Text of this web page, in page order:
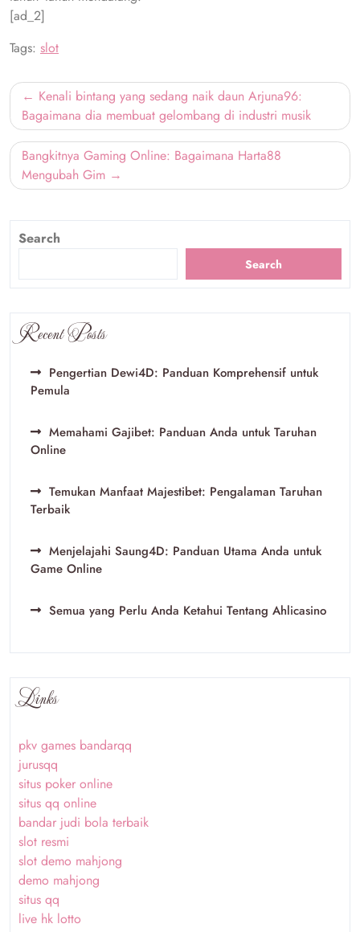
[ad_2]
Tags: slot
Post
navigation
Kenali bintang yang sedang naik daun Arjuna96:
Bagaimana dia membuat gelombang di industri musik
Bangkitnya Gaming Online: Bagaimana Harta88
Mengubah Gim
Search
Search
Recent Posts
Pengertian Dewi4D: Panduan Komprehensif untuk
Pemula
Memahami Gajibet: Panduan Anda untuk Taruhan
Online
Temukan Manfaat Majestibet: Pengalaman Taruhan
Terbaik
Menjelajahi Saung4D: Panduan Utama Anda untuk
Game Online
Semua yang Perlu Anda Ketahui Tentang Ahlicasino
Links
pkv games bandarqq
jurusqq
situs poker online
situs qq online
bandar judi bola terbaik
slot resmi
slot demo mahjong
demo mahjong
situs qq
live hk lotto